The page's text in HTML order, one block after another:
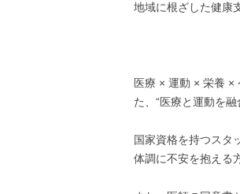
地域に根ざした健康
医療 × 運動 × 栄養 ×
た、“医療と運動を融
国家資格を持つスタ
体調に不安を抱える